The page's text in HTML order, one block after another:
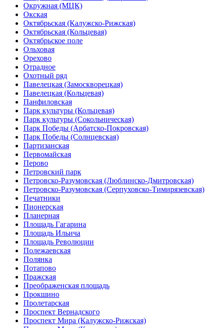
Окружная (МЦК)
Окская
Октябрьская (Калужско-Рижская)
Октябрьская (Кольцевая)
Октябрьское поле
Ольховая
Орехово
Отрадное
Охотный ряд
Павелецкая (Замоскворецкая)
Павелецкая (Кольцевая)
Панфиловская
Парк культуры (Кольцевая)
Парк культуры (Сокольническая)
Парк Победы (Арбатско-Покровская)
Парк Победы (Солнцевская)
Партизанская
Первомайская
Перово
Петровский парк
Петровско-Разумовская (Люблинско-Дмитровская)
Петровско-Разумовская (Серпуховско-Тимирязевская)
Печатники
Пионерская
Планерная
Площадь Гагарина
Площадь Ильича
Площадь Революции
Полежаевская
Полянка
Потапово
Пражская
Преображенская площадь
Прокшино
Пролетарская
Проспект Вернадского
Проспект Мира (Калужско-Рижская)